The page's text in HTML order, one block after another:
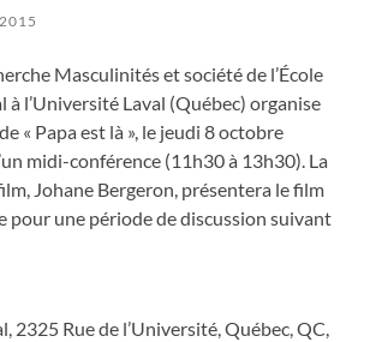
Masculinités et société de l’École
à l’Université Laval (Québec) organise
« Papa est là », le jeudi 8 octobre
midi-conférence (11h30 à 13h30). La
Johane Bergeron, présentera le film
pour une période de discussion suivant
2325 Rue de l’Université, Québec, QC,